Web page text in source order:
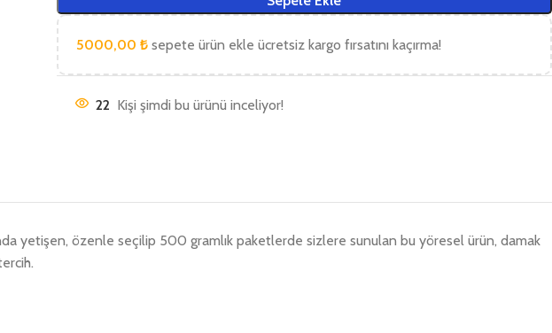
5000,00 ₺sepete ürün ekle ücretsiz kargo fırsatını kaçırma!
22 Kişi şimdi bu ürünü inceliyor!
yetişen, özenle seçilip 500 gramlık paketlerde sizlere sunulan bu yöresel ürün, damak